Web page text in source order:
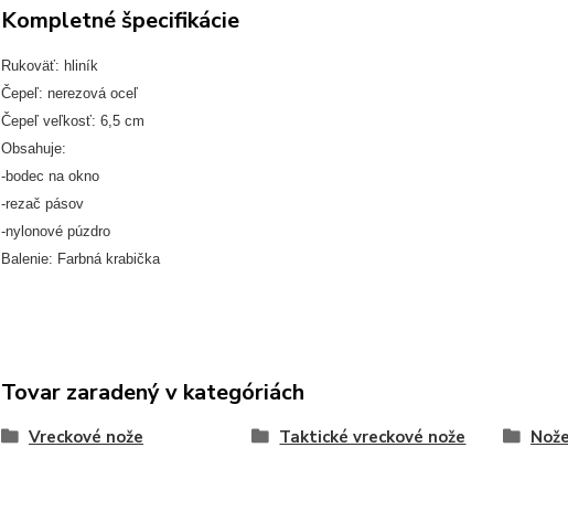
Kompletné špecifikácie
Rukoväť: hliník
Čepeľ: nerezová oceľ
Čepeľ veľkosť: 6,5 cm
Obsahuje:
-bodec na okno
-rezač pásov
-nylonové púzdro
Balenie: Farbná krabička
Tovar zaradený v kategóriách
Vreckové nože Taktické vreckové nože